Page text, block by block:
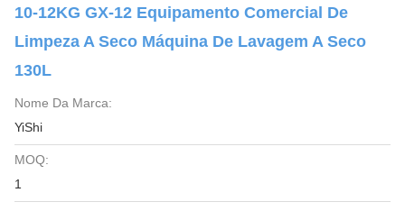
10-12KG GX-12 Equipamento Comercial De
Limpeza A Seco Máquina De Lavagem A Seco
130L
Nome Da Marca:
YiShi
MOQ:
1